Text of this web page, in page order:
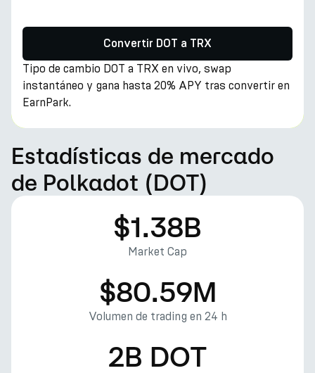
Convertir DOT a TRX
Tipo de cambio DOT a TRX en vivo, swap
instantáneo y gana hasta 20% APY tras convertir en
EarnPark.
Estadísticas de mercado
de Polkadot (DOT)
$1.38B
Market Cap
$80.59M
Volumen de trading en 24 h
2B DOT